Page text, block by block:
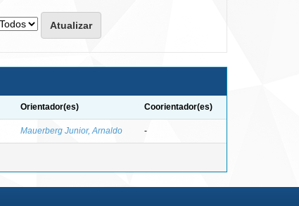
Orientador(es) Coorientador(es)
Mauerberg Junior, Arnaldo -